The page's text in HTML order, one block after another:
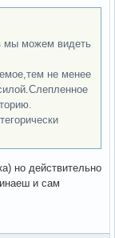
мы можем видеть
не менее
но действительно
и сам